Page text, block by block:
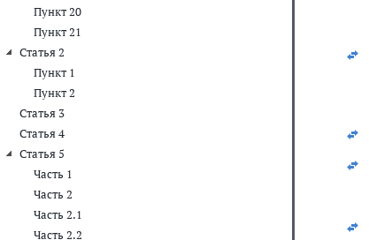
Пункт 20
Пункт 21
Статья 2
Пункт 1
Пункт 2
Статья 3
Статья 4
Статья 5
Часть 1
Часть 2
Часть 2.1
Часть 2.2